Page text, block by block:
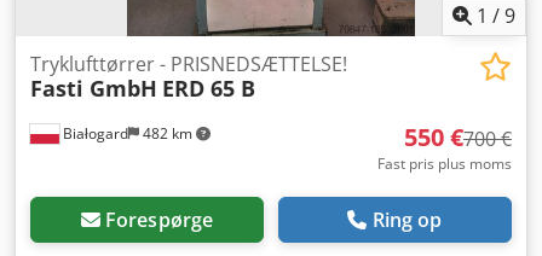
1 /9
Białogard 482 km
Tryklufttørrer - PRISNEDSÆTTELSE!
Fasti GmbH ERD 65 B
550 €700 €
Fast pris plus moms
Forespørge Ring op